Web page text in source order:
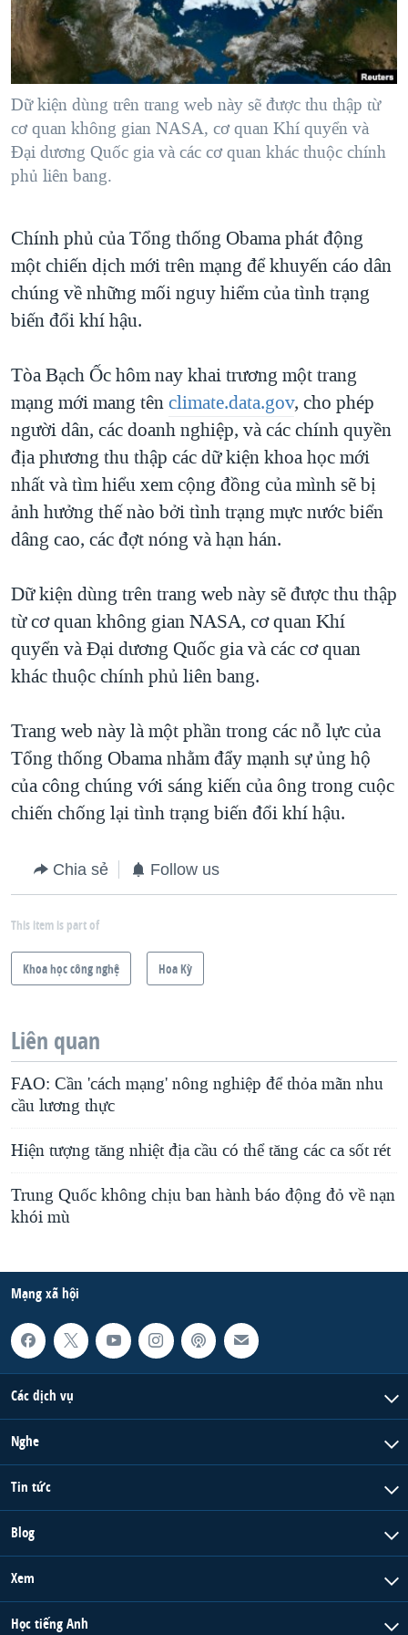
"Tìm"NGƯỜI VIỆT HẢI NGOẠI
ĐỜI SỐNG
KINH TẾ
KHOA HỌC
SỨC KHOẺ
VĂN HOÁ
GIÁO DỤC
TẠI
HÀNH TRÌNH BẦU CỬ 2024
MỘT NĂM CHIẾN TRANH TẠI DẢI GAZA
GIẢI MÃ VÀNH ĐAI & CON ĐƯỜNG
NGÀY TỊ NẠN THẾ GIỚI
TRỊNH VĨNH BÌNH - NGƯỜI HẠ 'BÊN THẮNG CUỘC'
CHI PHÍ CHIẾN TRANH AFGHANISTAN
CÁC GIÁ TRỊ CỘNG HÒA Ở VIỆT NAM
THƯỢNG ĐỈNH TRUMP-KIM TẠI VIỆT NAM
TRỊNH VĨNH BÌNH VS. CHÍNH PHỦ VIỆT NAM
NGƯ DÂN VIỆT VÀ LÀN SÓNG TRỘM HẢI SÂM
BÊN KIA QUỐC LỘ: TIẾNG VỌNG TỪ NÔNG THÔN MỸ
QUAN HỆ VIỆT MỸ
VIDEO
NGHE
MẠNG XÃ HỘI
Ngôn ngữ khác
Dữ kiện dùng trên trang web này sẽ được thu thập từ
cơ quan không gian NASA, cơ quan Khí quyển và
Đại dương Quốc gia và các cơ quan khác thuộc chính
phủ liên bang.
Chính phủ của Tổng thống Obama phát động
một chiến dịch mới trên mạng để khuyến cáo dân
chúng về những mối nguy hiểm của tình trạng
biến đổi khí hậu.
Tòa Bạch Ốc hôm nay khai trương một trang
mạng mới mang tênclimate.data.gov, cho phép
người dân, các doanh nghiệp, và các chính quyền
địa phương thu thập các dữ kiện khoa học mới
nhất và tìm hiểu xem cộng đồng của mình sẽ bị
ảnh hưởng thế nào bởi tình trạng mực nước biển
dâng cao, các đợt nóng và hạn hán.
Dữ kiện dùng trên trang web này sẽ được thu thập
từ cơ quan không gian NASA, cơ quan Khí
quyển và Đại dương Quốc gia và các cơ quan
khác thuộc chính phủ liên bang.
Trang web này là một phần trong các nỗ lực của
Tổng thống Obama nhằm đẩy mạnh sự ủng hộ
của công chúng với sáng kiến của ông trong cuộc
chiến chống lại tình trạng biến đổi khí hậu.
Chia sẻ Follow us
This item is part of
Khoa học công nghệ Hoa Kỳ
Liên quan
FAO: Cần 'cách mạng' nông nghiệp để thỏa mãn nhu
cầu lương thực
Hiện tượng tăng nhiệt địa cầu có thể tăng các ca sốt rét
Trung Quốc không chịu ban hành báo động đỏ về nạn
khói mù
Mạng xã hội
Các dịch vụ
Nghe
Tin tức
Blog
Xem
Học tiếng Anh